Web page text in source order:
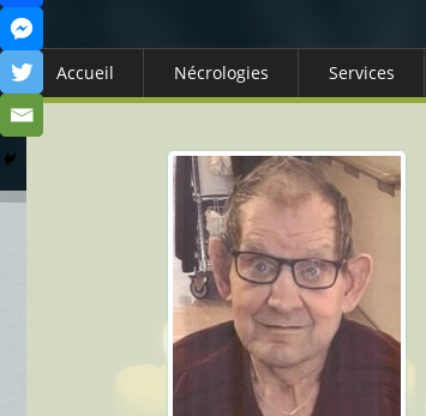
Accueil Nécrologies Services
Services